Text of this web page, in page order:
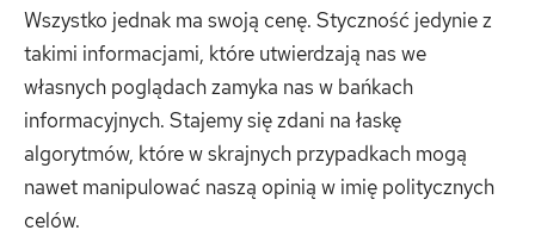
Wszystko jednak ma swoją cenę. Styczność jedynie z
takimi informacjami, które utwierdzają nas we
własnych poglądach zamyka nas w bańkach
informacyjnych. Stajemy się zdani na łaskę
algorytmów, które w skrajnych przypadkach mogą
nawet manipulować naszą opinią w imię politycznych
celów.